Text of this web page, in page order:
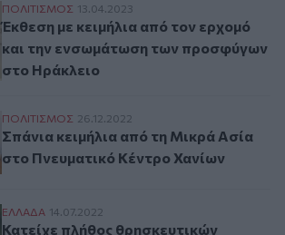
Έκθεση με κειμήλια από τον ερχομό
ΠΟΛΙΤΙΣΜΟΣ 13.04.2023
Έκθεση με κειμήλια από τον ερχομό
και την ενσωμάτωση των προσφύγων
στο Ηράκλειο
Σπάνια κειμήλια από τη Μικρά Ασία στο
ΠΟΛΙΤΙΣΜΟΣ 26.12.2022
Σπάνια κειμήλια από τη Μικρά Ασία
στο Πνευματικό Κέντρο Χανίων
Κατείχε πλήθος θρησκευτικών κειμηλίων
ΕΛΛAΔΑ 14.07.2022
Κατείχε πλήθος θρησκευτικών